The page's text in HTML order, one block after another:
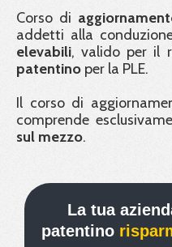
Corso di
addetti alla
elevabili, valido per il
patentino per la PLE.
Il corso di
comprende
sul mezzo.
La tua
patentino